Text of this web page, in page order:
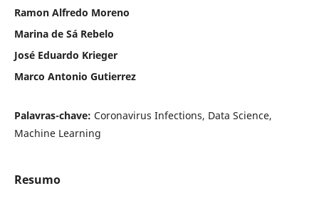
Ramon Alfredo Moreno
Marina de Sá Rebelo
José Eduardo Krieger
Marco Antonio Gutierrez
Palavras-chave: Coronavirus Infections, Data Science,
Machine Learning
Resumo